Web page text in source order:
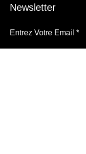
Newsletter
Entrez Votre Email